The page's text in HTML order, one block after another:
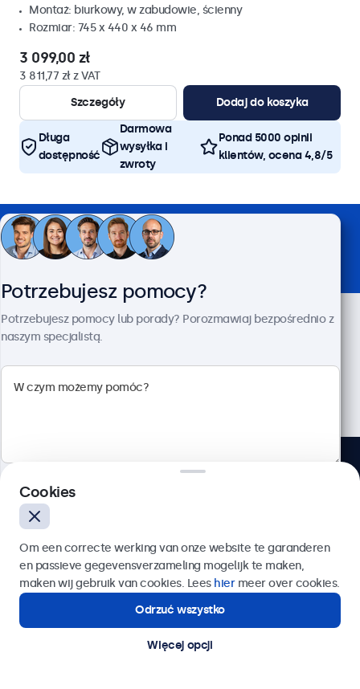
Montaż: biurkowy, w zabudowie, ścienny
Rozmiar: 745 x 440 x 46 mm
3 099,00 zł
3 811,77 zł z VAT
Szczegóły
Dodaj do koszyka
Długa
dostępność
Darmowa
wysyłka i
zwroty
Ponad 5000 opinii
klientów, ocena 4,8/5
Zaufany partner wśród liderów branży
Potrzebujesz pomocy lub
porady? Porozmawiaj z
naszym specjalistą.
Pon.–Pt., 8:30–17:30
Odpowiadamy w ciągu 2 godzin roboczych
Potrzebujesz pomocy?
Potrzebujesz pomocy lub porady? Porozmawiaj bezpośrednio z
naszym specjalistą.
Wyślij
Lub zadzwoń pod numer:22 397 04 43
Potrzebujesz pomocy?
Kontakt ze specjalistą.
Cookies
Om een correcte werking van onze website te garanderen
en passieve gegevensverzameling mogelijk te maken,
maken wij gebruik van cookies. Lees hiermeer over cookies.
Odrzuć wszystko
Więcej opcji